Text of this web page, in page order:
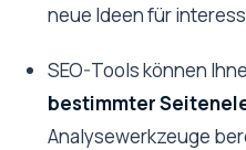
neue Ideen für
SEO-Tools können
bestimmter
Analysewerkzeuge